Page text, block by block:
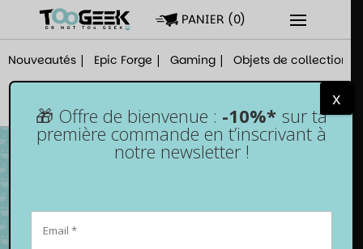
PANIER (0)
Nouveautés Epic Forge Gaming Objets de collection
🎁 Offre de bienvenue : -10%* sur ta
première commande en t’inscrivant à
notre newsletter !
x